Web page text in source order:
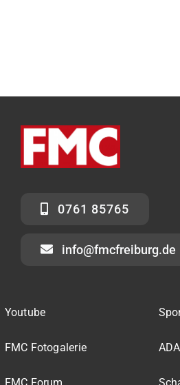
0761 85765
info@fmcfreiburg.de
Youtube
FMC Fotogalerie